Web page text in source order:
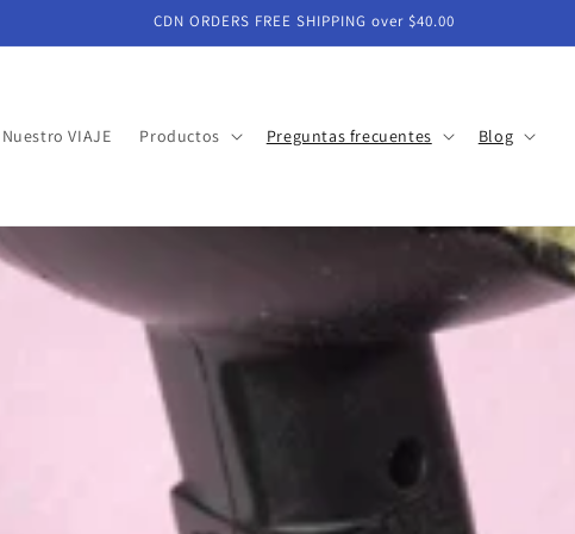
CDN ORDERS FREE SHIPPING over $40.00
Nuestro VIAJE Productos Preguntas frecuentes Blog